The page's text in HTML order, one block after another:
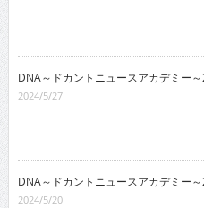
DNA～ドカントニュースアカデミー
2024/5/27
DNA～ドカントニュースアカデミー
2024/5/20